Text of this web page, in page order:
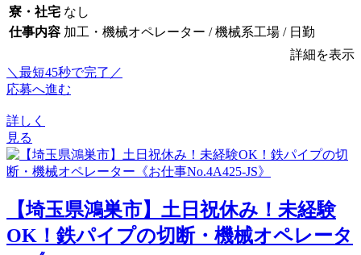
寮・社宅 なし
仕事内容 加工・機械オペレーター / 機械系工場 / 日勤
詳細を表示
＼最短45秒で完了／
応募へ進む
詳しく
見る
【埼玉県鴻巣市】土日祝休み！未経験
OK！鉄パイプの切断・機械オペレータ